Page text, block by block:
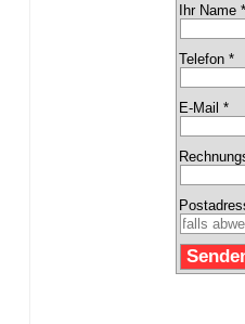
Ihr Name
Telefon *
E-Mail *